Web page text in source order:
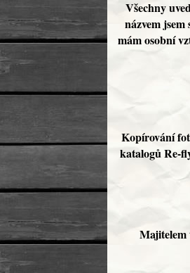
Všechny
názvem
mám osobní
Kopírování
katalogů Re-
Majitelem